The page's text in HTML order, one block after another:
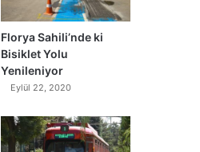
Florya Sahili’nde ki
Bisiklet Yolu
Yenileniyor
Eylül 22, 2020